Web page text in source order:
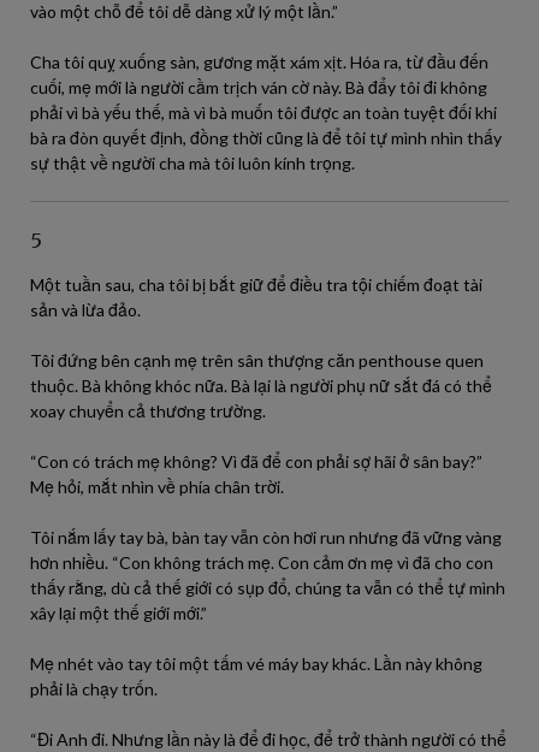
vào một chỗ để tôi dễ dàng xử lý một lần.”
Cha tôi quỵ xuống sàn, gương mặt xám xịt. Hóa ra, từ đầu đến
cuối, mẹ mới là người cầm trịch ván cờ này. Bà đẩy tôi đi không
phải vì bà yếu thế, mà vì bà muốn tôi được an toàn tuyệt đối khi
bà ra đòn quyết định, đồng thời cũng là để tôi tự mình nhìn thấy
sự thật về người cha mà tôi luôn kính trọng.
5
Một tuần sau, cha tôi bị bắt giữ để điều tra tội chiếm đoạt tài
sản và lừa đảo.
Tôi đứng bên cạnh mẹ trên sân thượng căn penthouse quen
thuộc. Bà không khóc nữa. Bà lại là người phụ nữ sắt đá có thể
xoay chuyển cả thương trường.
“Con có trách mẹ không? Vì đã để con phải sợ hãi ở sân bay?”
Mẹ hỏi, mắt nhìn về phía chân trời.
Tôi nắm lấy tay bà, bàn tay vẫn còn hơi run nhưng đã vững vàng
hơn nhiều. “Con không trách mẹ. Con cảm ơn mẹ vì đã cho con
thấy rằng, dù cả thế giới có sụp đổ, chúng ta vẫn có thể tự mình
xây lại một thế giới mới.”
Mẹ nhét vào tay tôi một tấm vé máy bay khác. Lần này không
phải là chạy trốn.
“Đi Anh đi. Nhưng lần này là để đi học, để trở thành người có thể